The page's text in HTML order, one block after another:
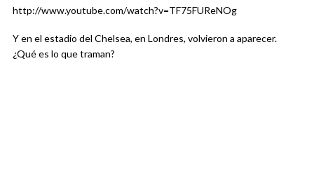
http://www.youtube.com/watch?v=TF75FUReNOg
Y en el estadio del Chelsea, en Londres, volvieron a aparecer.
¿Qué es lo que traman?